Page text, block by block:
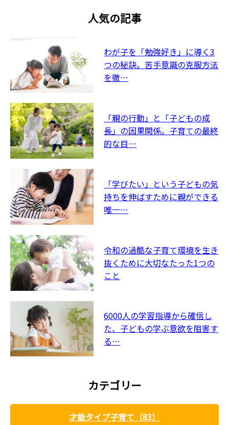
人気の記事
わが子を「勉強好き」に導く3
つの秘訣。苦手意識の克服方法
を徹…
「親の行動」と「子どもの成
長」の因果関係。子育ての最終
的な目…
「学びたい」という子どもの気
持ちを伸ばすために親ができる
唯一…
令和の過酷な子育て環境を生き
抜くために大切なたった1つの
こと
6000人の学習指導から確信し
た、子どもの学ぶ意欲を阻害す
る…
カテゴリー
才能タイプ子育て（83）